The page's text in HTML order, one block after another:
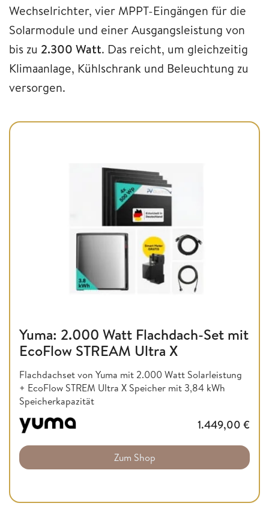
Wechselrichter, vier MPPT-Eingängen für die
Solarmodule und einer Ausgangsleistung von
bis zu 2.300 Watt. Das reicht, um gleichzeitig
Klimaanlage, Kühlschrank und Beleuchtung zu
versorgen.
Yuma: 2.000 Watt Flachdach-Set mit
EcoFlow STREAM Ultra X
Flachdachset von Yuma mit 2.000 Watt Solarleistung
+ EcoFlow STREM Ultra X Speicher mit 3,84 kWh
Speicherkapazität
1.449,00 €
Zum Shop